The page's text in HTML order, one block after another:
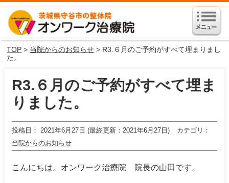
TOP > 当院からのお知らせ > R3.６月のご予約がすべて埋まりまし
た。
R3.６月のご予約がすべて埋ま
りました。
投稿日 2021年6月27日 (最終更新：2021年6月27日)
カテゴリ
当院からのお知らせ
こんにちは。オンワーク治療院 院長の山田です。